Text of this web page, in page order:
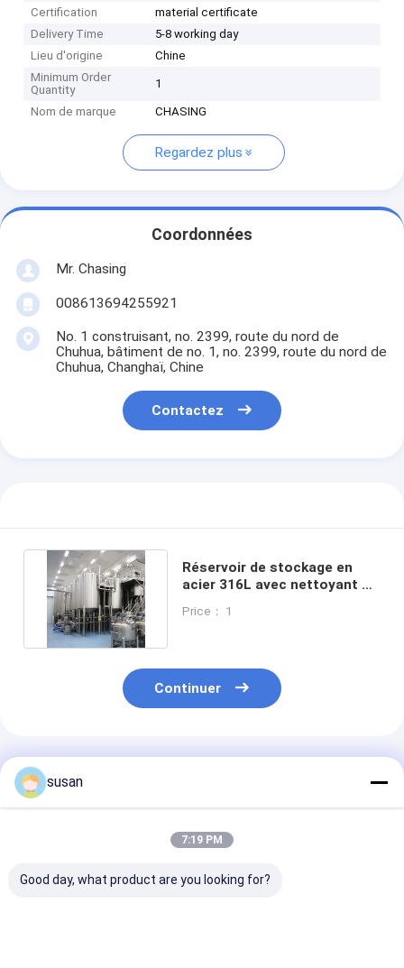
Certification
material certificate
Delivery Time
5-8 working day
Lieu d'origine
Chine
Minimum Order
Quantity
1
Nom de marque CHASING
Regardez plus
Coordonnées
Mr. Chasing
008613694255921
No. 1 construisant, no. 2399, route du nord de
Chuhua, bâtiment de no. 1, no. 2399, route du nord de
Chuhua, Changhaï, Chine
Contactez
Réservoir de stockage en
acier 316L avec nettoyant à
Price： 1
Continuer
Produits Recommandés
susan
7:19 PM
Good day, what product are you looking for?